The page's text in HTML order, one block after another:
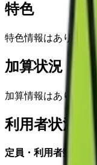
特色
特色情報はありません
加算状況
加算情報はありません
利用者状況
定員・利用者数